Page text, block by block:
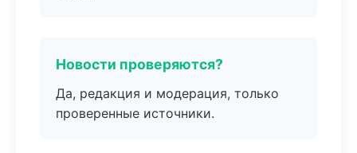
Новости проверяются?
Да, редакция и модерация, только
проверенные источники.